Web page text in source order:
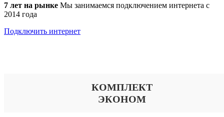
7 лет на рынке Мы занимаемся подключением интернета с
2014 года
Подключить интернет
КОМПЛЕКТ
ЭКОНОМ